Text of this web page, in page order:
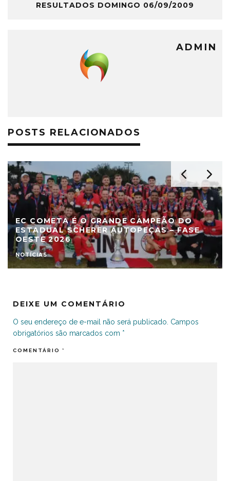
RESULTADOS DOMINGO 06/09/2009
ADMIN
POSTS RELACIONADOS
EC COMETA É O GRANDE CAMPEÃO DO
ESTADUAL SCHERER AUTOPEÇAS – FASE
OESTE 2026
NOTÍCIAS
DEIXE UM COMENTÁRIO
O seu endereço de e-mail não será publicado. Campos
obrigatórios são marcados com *
COMENTÁRIO *